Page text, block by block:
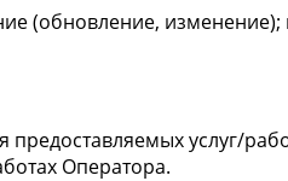
(обновление, изменение);
услуг/
Оператора.